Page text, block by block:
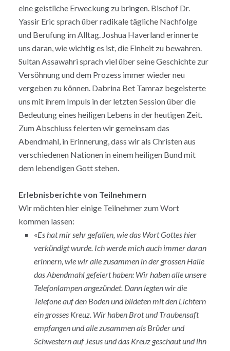
eine geistliche Erweckung zu bringen. Bischof Dr.
Yassir Eric sprach über radikale tägliche Nachfolge
und Berufung im Alltag. Joshua Haverland erinnerte
uns daran, wie wichtig es ist, die Einheit zu bewahren.
Sultan Assawahri sprach viel über seine Geschichte zur
Versöhnung und dem Prozess immer wieder neu
vergeben zu können. Dabrina Bet Tamraz begeisterte
uns mit ihrem Impuls in der letzten Session über die
Bedeutung eines heiligen Lebens in der heutigen Zeit.
Zum Abschluss feierten wir gemeinsam das
Abendmahl, in Erinnerung, dass wir als Christen aus
verschiedenen Nationen in einem heiligen Bund mit
dem lebendigen Gott stehen.
Erlebnisberichte von Teilnehmern
Wir möchten hier einige Teilnehmer zum Wort
kommen lassen:
«Es hat mir sehr gefallen, wie das Wort Gottes hier
verkündigt wurde. Ich werde mich auch immer daran
erinnern, wie wir alle zusammen in der grossen Halle
das Abendmahl gefeiert haben: Wir haben alle unsere
Telefonlampen angezündet. Dann legten wir die
Telefone auf den Boden und bildeten mit den Lichtern
ein grosses Kreuz. Wir haben Brot und Traubensaft
empfangen und alle zusammen als Brüder und
Schwestern auf Jesus und das Kreuz geschaut und ihn